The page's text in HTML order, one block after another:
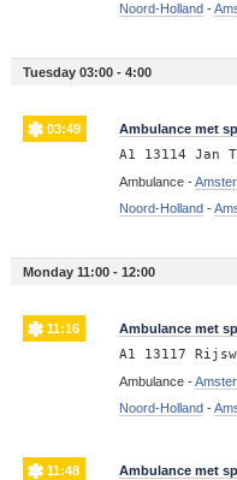
Noord-Holland-
Tuesday 03:00 - 4:00
03:49 Ambulance met
A1 13114 Jan
Ambulance -
Noord-Holland-
Monday 11:00 - 12:00
11:16 Ambulance met
A1 13117
Ambulance -
Noord-Holland-
11:48
Ambulance met